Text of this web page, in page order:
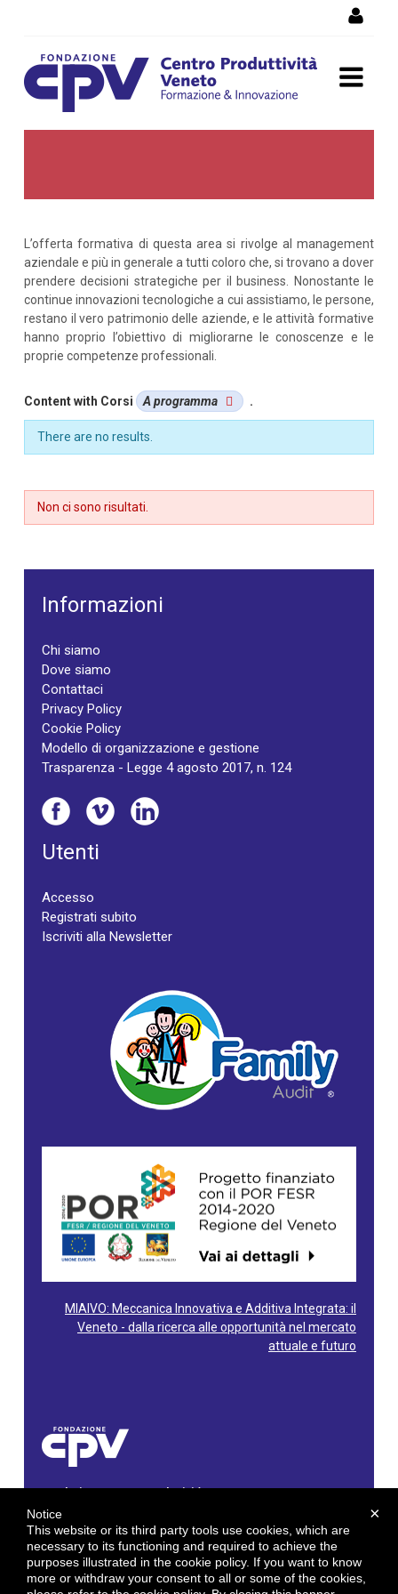
L’offerta formativa di questa area si rivolge al management
aziendale e più in generale a tutti coloro che, si trovano a dover
prendere decisioni strategiche per il business. Nonostante le
continue innovazioni tecnologiche a cui assistiamo, le persone,
restano il vero patrimonio delle aziende, e le attività formative
hanno proprio l’obiettivo di migliorarne le conoscenze e le
proprie competenze professionali.
Content with Corsi A programma .
There are no results.
Non ci sono risultati.
Informazioni
Chi siamo
Dove siamo
Contattaci
Privacy Policy
Cookie Policy
Modello di organizzazione e gestione
Trasparenza - Legge 4 agosto 2017, n. 124
Utenti
Accesso
Registrati subito
Iscriviti alla Newsletter
MIAIVO: Meccanica Innovativa e Additiva Integrata: il
Veneto - dalla ricerca alle opportunità nel mercato
attuale e futuro
Via Gioacchino Rossini, 60 - 36100 Vicenza - Italy
Tel. 0444/960500 - Fax 0444/1932220
C.F. e P. IVA: 02429800242
E-mail:info@cpv.org
E-mail certificata PEC: pec.cpv@legalmail.it
×
Notice
This website or its third party tools use cookies, which are
necessary to its functioning and required to achieve the
purposes illustrated in the cookie policy. If you want to know
more or withdraw your consent to all or some of the cookies,